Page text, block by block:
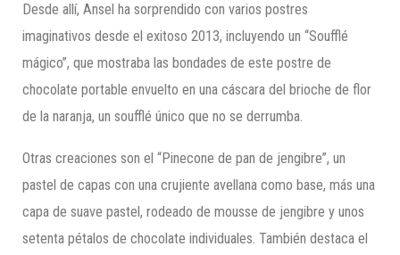
Desde allí, Ansel ha sorprendido con varios postres
imaginativos desde el exitoso 2013, incluyendo un “Soufflé
mágico”, que mostraba las bondades de este postre de
chocolate portable envuelto en una cáscara del brioche de flor
de la naranja, un soufflé único que no se derrumba.
Otras creaciones son el “Pinecone de pan de jengibre”, un
pastel de capas con una crujiente avellana como base, más una
capa de suave pastel, rodeado de mousse de jengibre y unos
setenta pétalos de chocolate individuales. También destaca el